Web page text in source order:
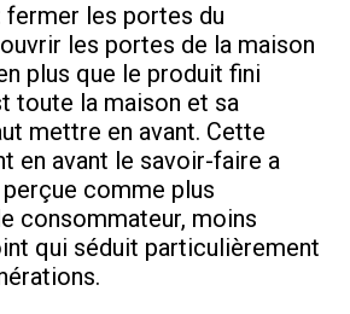
fermer les portes du
les portes de la maison
plus que le produit fini
toute la maison et sa
mettre en avant. Cette
en avant le savoir-faire a
perçue comme plus
consommateur, moins
qui séduit particulièrement